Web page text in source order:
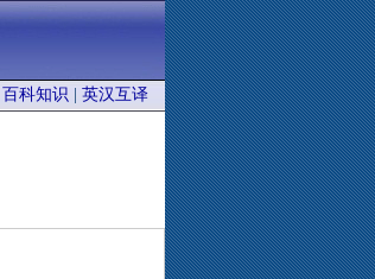
百科知识 英汉互译